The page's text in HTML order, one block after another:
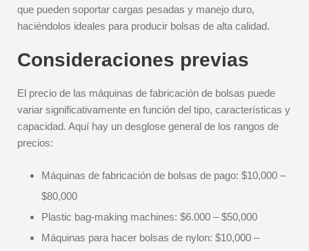
que pueden soportar cargas pesadas y manejo duro,
haciéndolos ideales para producir bolsas de alta calidad.
Consideraciones previas
El precio de las máquinas de fabricación de bolsas puede
variar significativamente en función del tipo, características y
capacidad. Aquí hay un desglose general de los rangos de
precios:
Máquinas de fabricación de bolsas de pago: $10,000 –
$80,000
Plastic bag-making machines: $6.000 – $50,000
Máquinas para hacer bolsas de nylon: $10,000 –